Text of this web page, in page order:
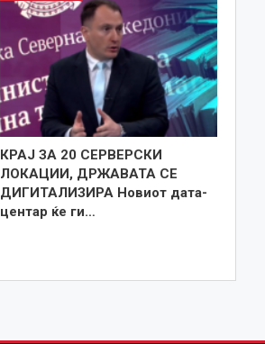
КРАЈ ЗА 20 СЕРВЕРСКИ
ЛОКАЦИИ, ДРЖАВАТА СЕ
ДИГИТАЛИЗИРА Новиот дата-
центар ќе ги…